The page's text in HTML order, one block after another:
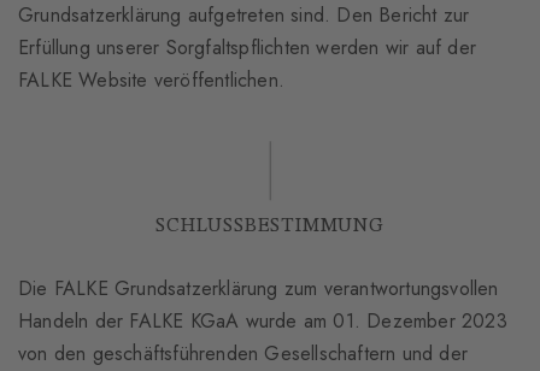
Grundsatzerklärung aufgetreten sind. Den Bericht zur
Erfüllung unserer Sorgfaltspflichten werden wir auf der
FALKE Website veröffentlichen.
SCHLUSSBESTIMMUNG
Die FALKE Grundsatzerklärung zum verantwortungsvollen
Handeln der FALKE KGaA wurde am 01. Dezember 2023
von den geschäftsführenden Gesellschaftern und der